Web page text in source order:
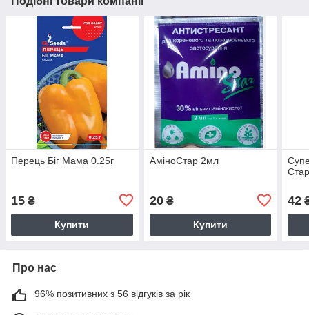
Перець Біг Мама 0.25г
15 ₴
Купити
АміноСтар 2мл
20₴
Купити
42
Про нас
96% позитивних з 56 відгуків за рік